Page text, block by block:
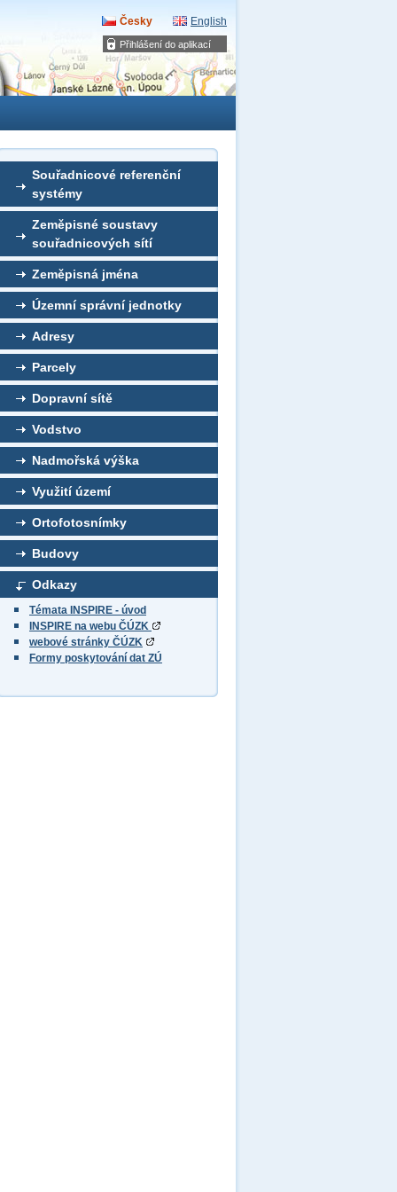
Přihlášení do aplikací
Česky English
Souřadnicové referenční
systémy
Zeměpisné soustavy
souřadnicových sítí
Zeměpisná jména
Územní správní jednotky
Adresy
Parcely
Dopravní sítě
Vodstvo
Nadmořská výška
Využití území
Ortofotosnímky
Budovy
Odkazy
Témata INSPIRE - úvod
INSPIRE na webu ČÚZK
webové stránky ČÚZK
Formy poskytování dat ZÚ